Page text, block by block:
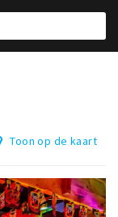
Toon op de kaart